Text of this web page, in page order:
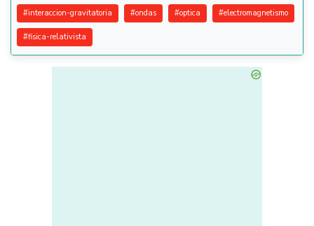
#interaccion-gravitatoria #ondas #optica #electromagnetismo
#fisica-relativista